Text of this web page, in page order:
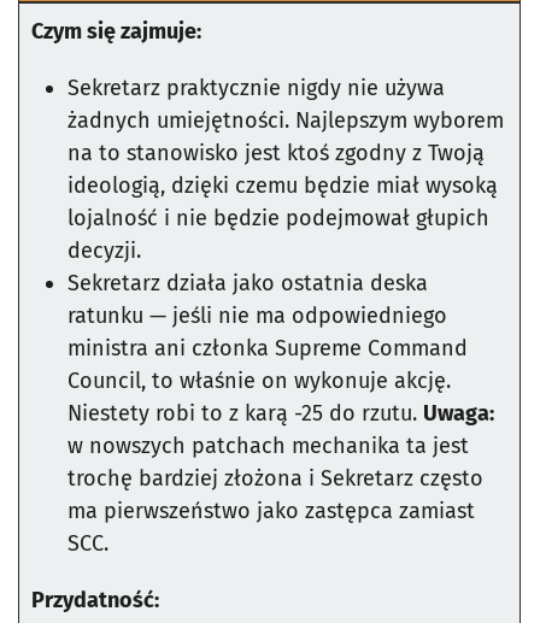
Czym się zajmuje:
Sekretarz praktycznie nigdy nie używa
żadnych umiejętności. Najlepszym wyborem
na to stanowisko jest ktoś zgodny z Twoją
ideologią, dzięki czemu będzie miał wysoką
lojalność i nie będzie podejmował głupich
decyzji.
Sekretarz działa jako ostatnia deska
ratunku — jeśli nie ma odpowiedniego
ministra ani członka Supreme Command
Council, to właśnie on wykonuje akcję.
Niestety robi to z karą -25 do rzutu. Uwaga:
w nowszych patchach mechanika ta jest
trochę bardziej złożona i Sekretarz często
ma pierwszeństwo jako zastępca zamiast
SCC.
Przydatność: